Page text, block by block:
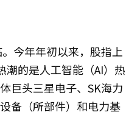
今年年初以来，股指上
潮的是人工智能（AI）热
巨头三星电子、SK海力
备（所部件）和电力基